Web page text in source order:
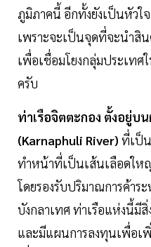
ภูมิภาคนี้ อีกทั้งยังเป็นหัวใ
เพราะจะเป็นจุดที่จะนำสิ
เพื่อเชื่อมโยงกลุ่มประเทศ
ครับ
ท่าเรือจิตตะกอง ตั้งอยู่บ
(Karnaphuli River) ที่เป็
ทำหน้าที่เป็นเส้นเลือดให
โดยรองรับปริมาณการค้าร
บังกลาเทศ ท่าเรือแห่งนี้มี
และมีแผนการลงทุนเพื่อเ